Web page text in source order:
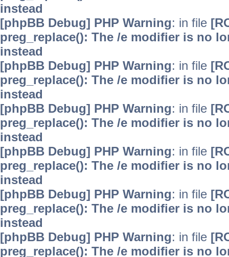
instead
[phpBB Debug] PHP Warning: in file
preg_replace(): The /e modifier is no
instead
[phpBB Debug] PHP Warning: in file
preg_replace(): The /e modifier is no
instead
[phpBB Debug] PHP Warning: in file
preg_replace(): The /e modifier is no
instead
[phpBB Debug] PHP Warning: in file
preg_replace(): The /e modifier is no
instead
[phpBB Debug] PHP Warning: in file
preg_replace(): The /e modifier is no
instead
[phpBB Debug] PHP Warning: in file
preg_replace(): The /e modifier is no